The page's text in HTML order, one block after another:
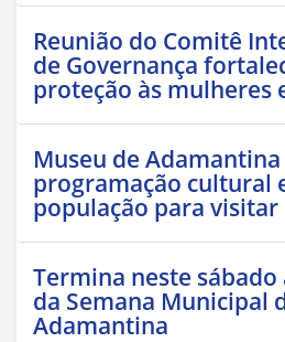
Reunião do Comitê
de Governança
proteção às mulheres
Museu de
programação cultural
população para visitar
Termina neste
da Semana Municipal
Adamantina